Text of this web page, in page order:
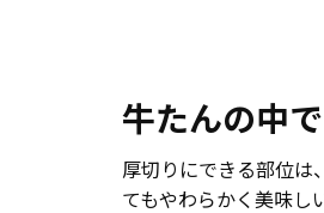
牛たんの中
厚切りにできる部位は
てもやわらかく美味し